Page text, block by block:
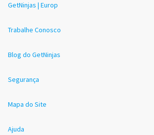
GetNinjas | Europ
Trabalhe Conosco
Blog do GetNinjas
Segurança
Mapa do Site
Ajuda